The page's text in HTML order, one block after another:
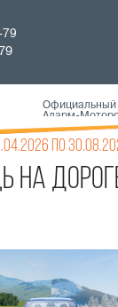
79
Официальный
Аларм-
по
НА